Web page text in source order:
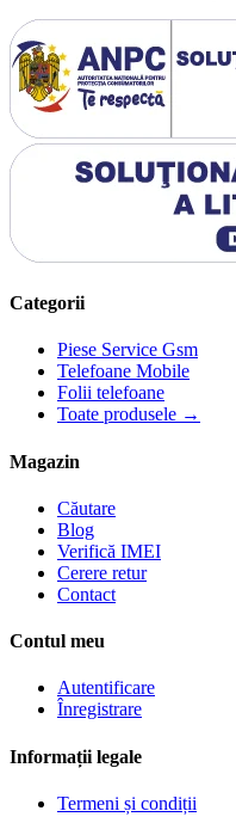
Categorii
Piese Service Gsm
Telefoane Mobile
Folii telefoane
Toate produsele →
Magazin
Căutare
Blog
Verifică IMEI
Cerere retur
Contact
Contul meu
Autentificare
Înregistrare
Informații legale
Termeni și condiții